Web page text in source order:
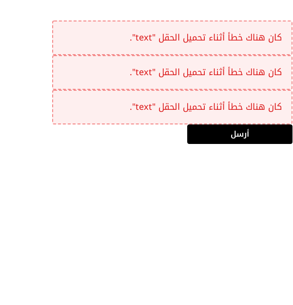
كان هناك خطأ أثناء تحميل الحقل "text".
كان هناك خطأ أثناء تحميل الحقل "text".
كان هناك خطأ أثناء تحميل الحقل "text".
أرسل